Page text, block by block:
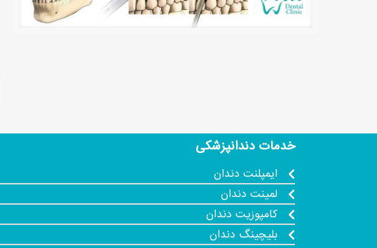
خدمات دندانپزشکی
ایمپلنت دندان
لمینت دندان
کامپوزیت دندان
بلیچینگ دندان